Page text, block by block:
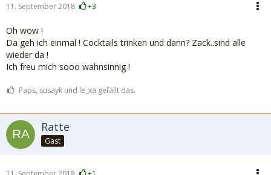
11. September 2018 +3
Oh wow !
Da geh ich einmal ! Cocktails trinken und dann? Zack..sind alle
wieder da !
Ich freu mich sooo wahnsinnig !
Paps, susayk und le_xa gefällt das.
Ratte
Gast